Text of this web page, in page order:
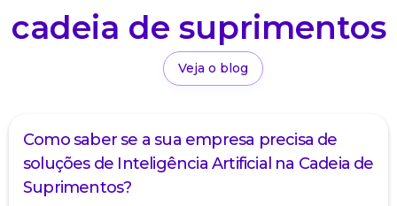
cadeia de suprimentos
Veja o blog
Como saber se a sua empresa precisa de
soluções de Inteligência Artificial na Cadeia de
Suprimentos?